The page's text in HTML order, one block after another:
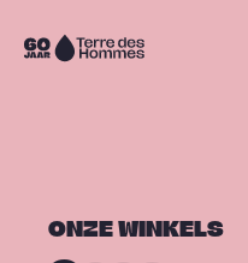
Sla navigatie over
Naar
ONZE WINKELS